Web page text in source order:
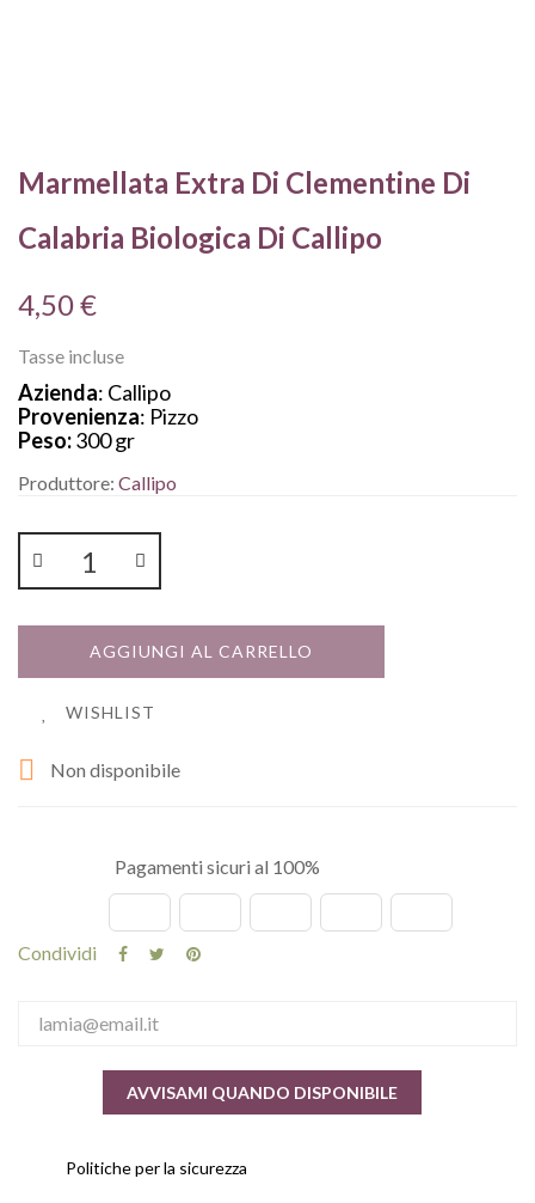
Marmellata Extra Di Clementine Di
Calabria Biologica Di Callipo
4,50 €
Tasse incluse
Azienda: Callipo
Provenienza: Pizzo
Peso:300 gr
Produttore: Callipo
AGGIUNGI AL CARRELLO
WISHLIST
 Non disponibile
Pagamenti sicuri al 100%
Condividi
AVVISAMI QUANDO DISPONIBILE
Politiche per la sicurezza